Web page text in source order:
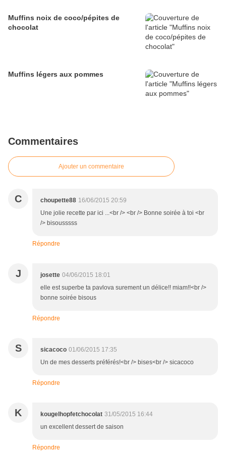
Muffins noix de coco/pépites de
chocolat
Muffins légers aux pommes
Commentaires
Ajouter un commentaire
C choupette88 16/06/2015 20:59
Une jolie recette par ici ...<br /> <br /> Bonne soirée à toi <br
/> bisousssss
Répondre
J josette 04/06/2015 18:01
elle est superbe ta pavlova surement un délice!! miam!!<br />
bonne soirée bisous
Répondre
S sicacoco 01/06/2015 17:35
Un de mes desserts préférés!<br /> bises<br /> sicacoco
Répondre
K kougelhopfetchocolat 31/05/2015 16:44
un excellent dessert de saison
Répondre